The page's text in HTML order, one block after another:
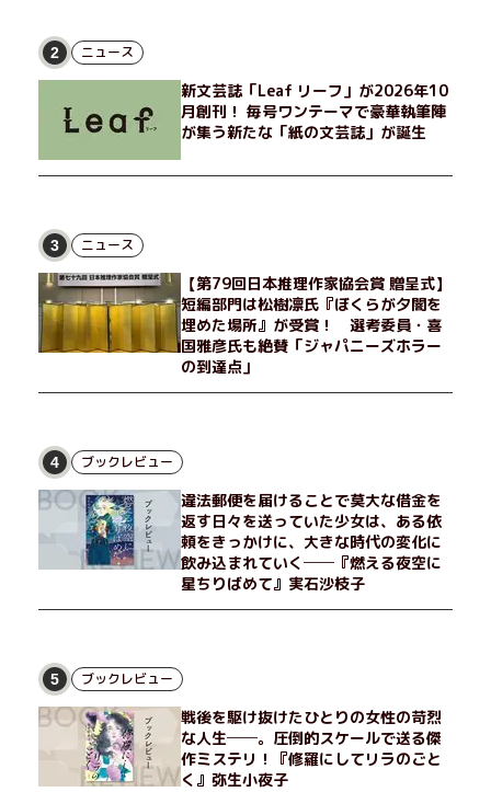
げたり、部屋でふたりだけの「台湾映画祭」を催したり。50代
独身、幼なじみの変わらぬ友情とささやかな幸せの日々を描く。
2 ニュース
新文芸誌「Leaf リーフ」が2026年10
月創刊！ 毎号ワンテーマで豪華執筆陣
が集う新たな「紙の文芸誌」が誕生
3 ニュース
【第79回日本推理作家協会賞 贈呈式】
短編部門は松樹凛氏『ぼくらが夕闇を
埋めた場所』が受賞！ 選考委員・喜
国雅彦氏も絶賛「ジャパニーズホラー
の到達点」
4 ブックレビュー
違法郵便を届けることで莫大な借金を
返す日々を送っていた少女は、ある依
頼をきっかけに、大きな時代の変化に
飲み込まれていく──『燃える夜空に
星ちりばめて』実石沙枝子
5 ブックレビュー
戦後を駆け抜けたひとりの女性の苛烈
な人生──。圧倒的スケールで送る傑
作ミステリ！『修羅にしてリラのごと
く』弥生小夜子